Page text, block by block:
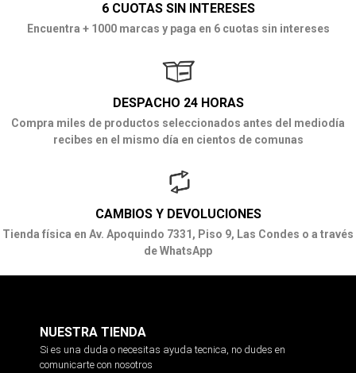
6 CUOTAS SIN INTERESES
Encuentra + 1000 marcas y paga en 6 cuotas sin intereses
DESPACHO 24 HORAS
Compra miles de productos seleccionados antes del mediodía
recibes en el mismo día en cientos de comunas
CAMBIOS Y DEVOLUCIONES
Tienda física en Av. Apoquindo 7331, Piso 9, Las Condes o a través
de WhatsApp
NUESTRA TIENDA
Si es una duda o necesitas ayuda tecnica, no dudes en
comunicarte con nosotros